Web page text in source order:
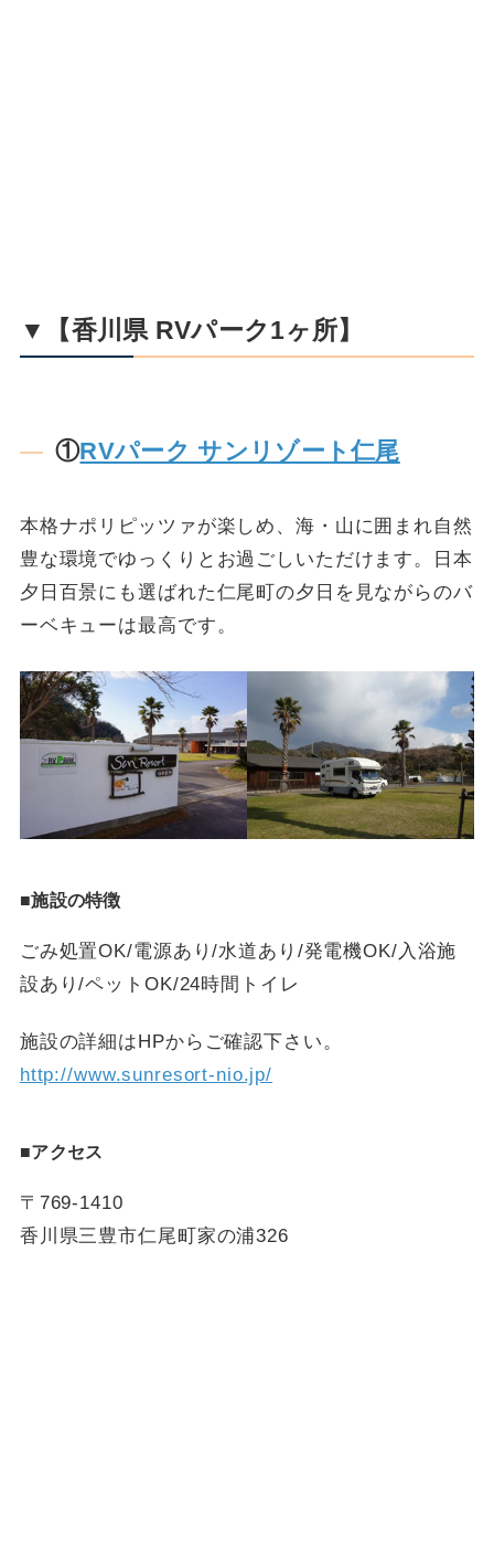
▼【香川県 RVパーク1ヶ所】
①RVパーク サンリゾート仁尾
本格ナポリピッツァが楽しめ、海・山に囲まれ自然
豊な環境でゆっくりとお過ごしいただけます。日本
夕日百景にも選ばれた仁尾町の夕日を見ながらのバ
ーベキューは最高です。
■施設の特徴
ごみ処置OK/電源あり/水道あり/発電機OK/入浴施
設あり/ペットOK/24時間トイレ
施設の詳細はHPからご確認下さい。
http://www.sunresort-nio.jp/
■アクセス
〒769-1410
香川県三豊市仁尾町家の浦326